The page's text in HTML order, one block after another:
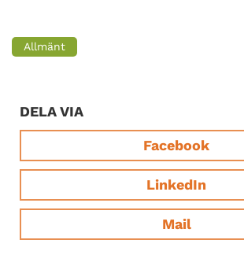
Allmänt
DELA VIA
Facebook
LinkedIn
Mail